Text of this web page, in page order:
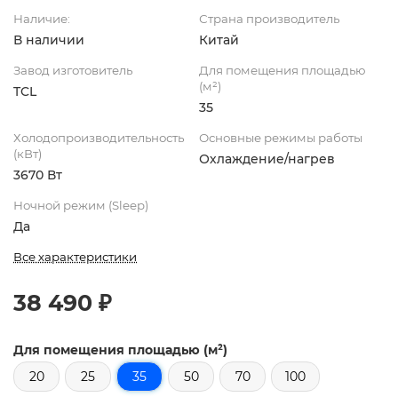
Наличие:
В наличии
Страна производитель
Китай
Завод изготовитель
TCL
Для помещения площадью
(м²)
35
Холодопроизводительность
(кВт)
3670 Вт
Основные режимы работы
Охлаждение/нагрев
Ночной режим (Sleep)
Да
Все характеристики
38 490 ₽
Для помещения площадью (м²)
20
25 35 50 70 100